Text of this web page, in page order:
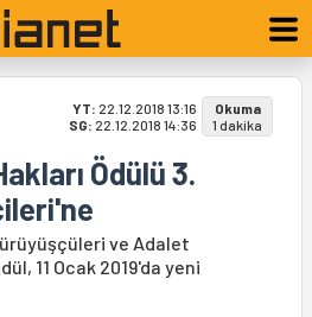
YT: 22.12.2018 13:16
SG: 22.12.2018 14:36
Okuma
1 dakika
Ödülü 3.
ve Adalet
11 Ocak 2019'da yeni